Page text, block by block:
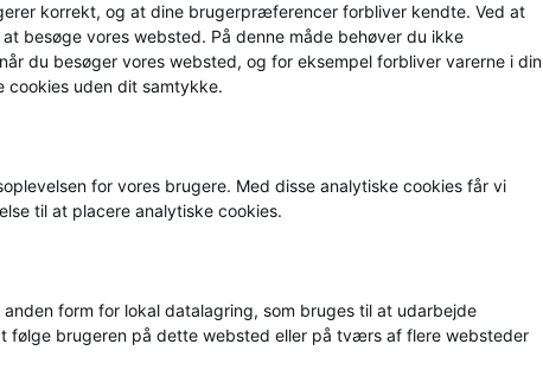
korrekt, og at dine brugerpræferencer forbliver kendte. Ved at
besøge vores websted. På denne måde behøver du ikke
du besøger vores websted, og for eksempel forbliver varerne i din
cookies uden dit samtykke.
for vores brugere. Med disse analytiske cookies får vi
til at placere analytiske cookies.
form for lokal datalagring, som bruges til at udarbejde
følge brugeren på dette websted eller på tværs af flere websteder